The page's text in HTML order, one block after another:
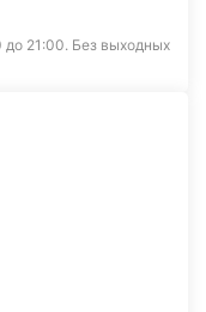
21:00. Без выходных